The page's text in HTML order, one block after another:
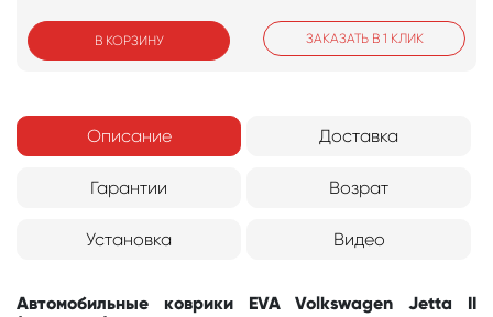
В КОРЗИНУ ЗАКАЗАТЬ В 1 КЛИК
Описание Доставка
Гарантии Возрат
Установка Видео
Автомобильные коврики EVA Volkswagen Jetta II